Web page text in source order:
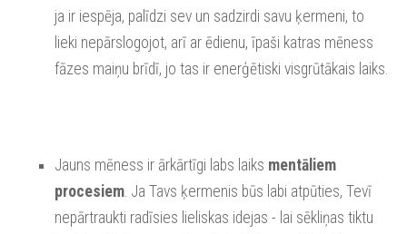
ja ir iespēja, palīdzi sev un sadzirdi savu ķermeni, to
lieki nepārslogojot, arī ar ēdienu, īpaši katras mēness
fāzes maiņu brīdī, jo tas ir enerģētiski visgrūtākais laiks.
Jauns mēness ir ārkārtīgi labs laiks mentāliem
procesiem. Ja Tavs ķermenis būs labi atpūties, Tevī
nepārtraukti radīsies lieliskas idejas - lai sēkliņas tiktu